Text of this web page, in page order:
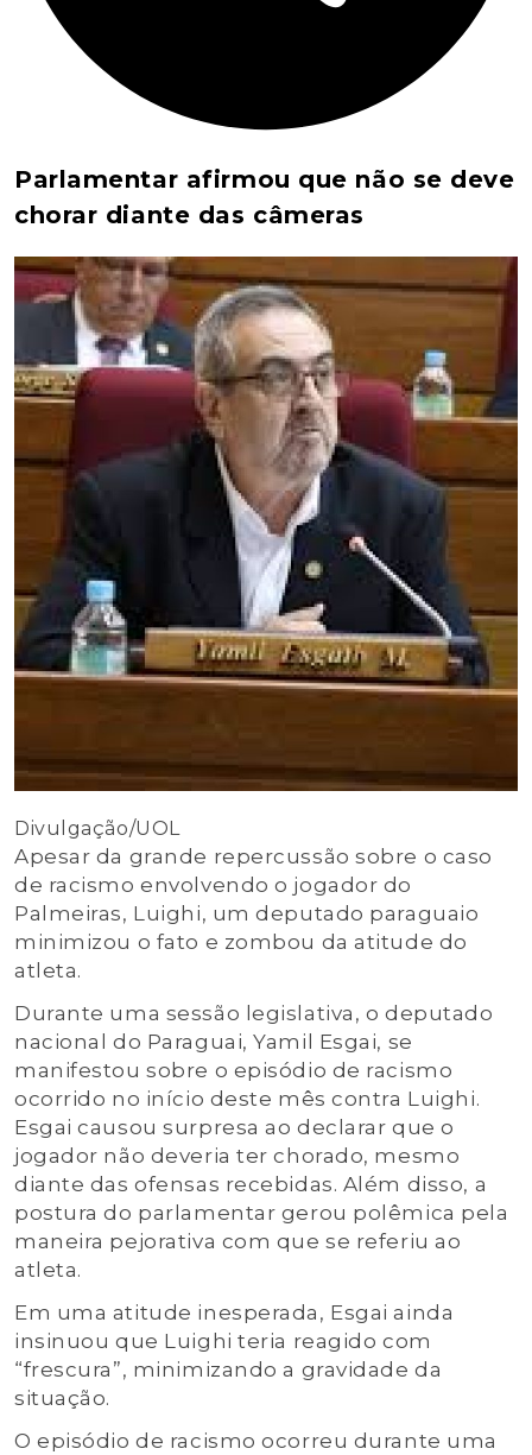
Parlamentar afirmou que não se deve
chorar diante das câmeras
Divulgação/UOL
Apesar da grande repercussão sobre o caso
de racismo envolvendo o jogador do
Palmeiras, Luighi, um deputado paraguaio
minimizou o fato e zombou da atitude do
atleta.
Durante uma sessão legislativa, o deputado
nacional do Paraguai, Yamil Esgai, se
manifestou sobre o episódio de racismo
ocorrido no início deste mês contra Luighi.
Esgai causou surpresa ao declarar que o
jogador não deveria ter chorado, mesmo
diante das ofensas recebidas. Além disso, a
postura do parlamentar gerou polêmica pela
maneira pejorativa com que se referiu ao
atleta.
Em uma atitude inesperada, Esgai ainda
insinuou que Luighi teria reagido com
“frescura”, minimizando a gravidade da
situação.
O episódio de racismo ocorreu durante uma